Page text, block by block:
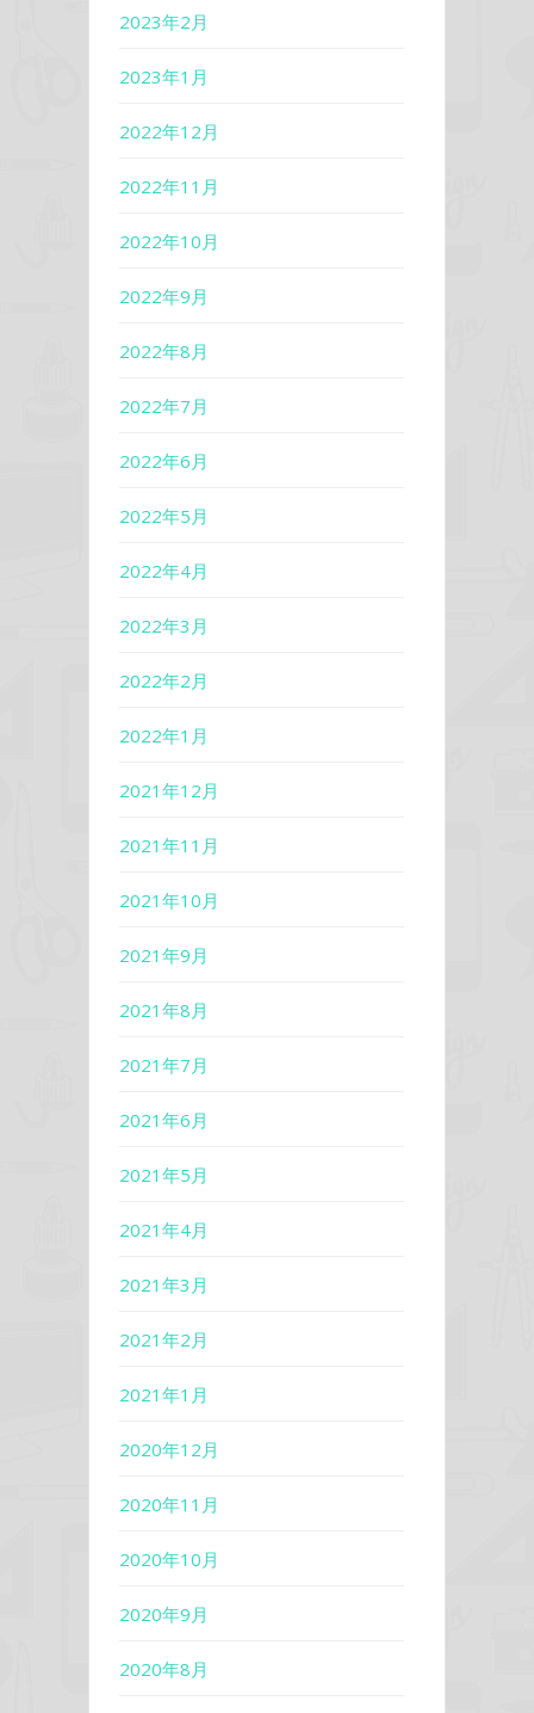
2023年2月
2023年1月
2022年12月
2022年11月
2022年10月
2022年9月
2022年8月
2022年7月
2022年6月
2022年5月
2022年4月
2022年3月
2022年2月
2022年1月
2021年12月
2021年11月
2021年10月
2021年9月
2021年8月
2021年7月
2021年6月
2021年5月
2021年4月
2021年3月
2021年2月
2021年1月
2020年12月
2020年11月
2020年10月
2020年9月
2020年8月